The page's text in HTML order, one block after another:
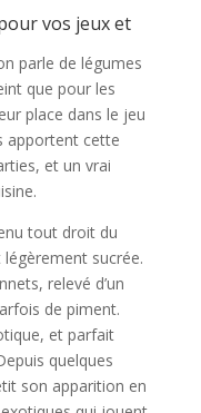
vos jeux et
parle de légumes
que pour les
place dans le jeu
apportent cette
et un vrai
tout droit du
sucrée.
relevé d’un
de piment.
et parfait
quelques
son apparition en